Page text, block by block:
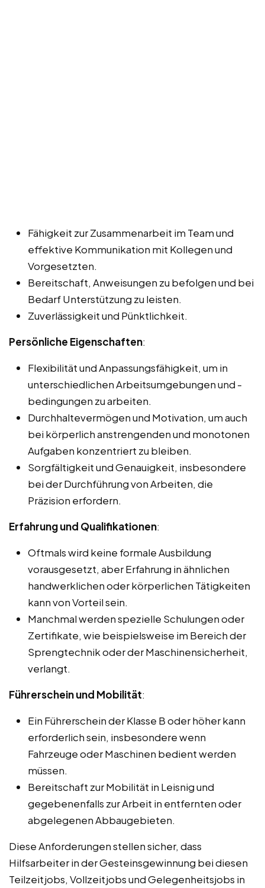
Fähigkeit zur Zusammenarbeit im Team und
effektive Kommunikation mit Kollegen und
Vorgesetzten.
Bereitschaft, Anweisungen zu befolgen und bei
Bedarf Unterstützung zu leisten.
Zuverlässigkeit und Pünktlichkeit.
Persönliche Eigenschaften:
Flexibilität und Anpassungsfähigkeit, um in
unterschiedlichen Arbeitsumgebungen und -
bedingungen zu arbeiten.
Durchhaltevermögen und Motivation, um auch
bei körperlich anstrengenden und monotonen
Aufgaben konzentriert zu bleiben.
Sorgfältigkeit und Genauigkeit, insbesondere
bei der Durchführung von Arbeiten, die
Präzision erfordern.
Erfahrung und Qualifikationen:
Oftmals wird keine formale Ausbildung
vorausgesetzt, aber Erfahrung in ähnlichen
handwerklichen oder körperlichen Tätigkeiten
kann von Vorteil sein.
Manchmal werden spezielle Schulungen oder
Zertifikate, wie beispielsweise im Bereich der
Sprengtechnik oder der Maschinensicherheit,
verlangt.
Führerschein und Mobilität:
Ein Führerschein der Klasse B oder höher kann
erforderlich sein, insbesondere wenn
Fahrzeuge oder Maschinen bedient werden
müssen.
Bereitschaft zur Mobilität in Leisnig und
gegebenenfalls zur Arbeit in entfernten oder
abgelegenen Abbaugebieten.
Diese Anforderungen stellen sicher, dass
Hilfsarbeiter in der Gesteinsgewinnung bei diesen
Teilzeitjobs, Vollzeitjobs und Gelegenheitsjobs in